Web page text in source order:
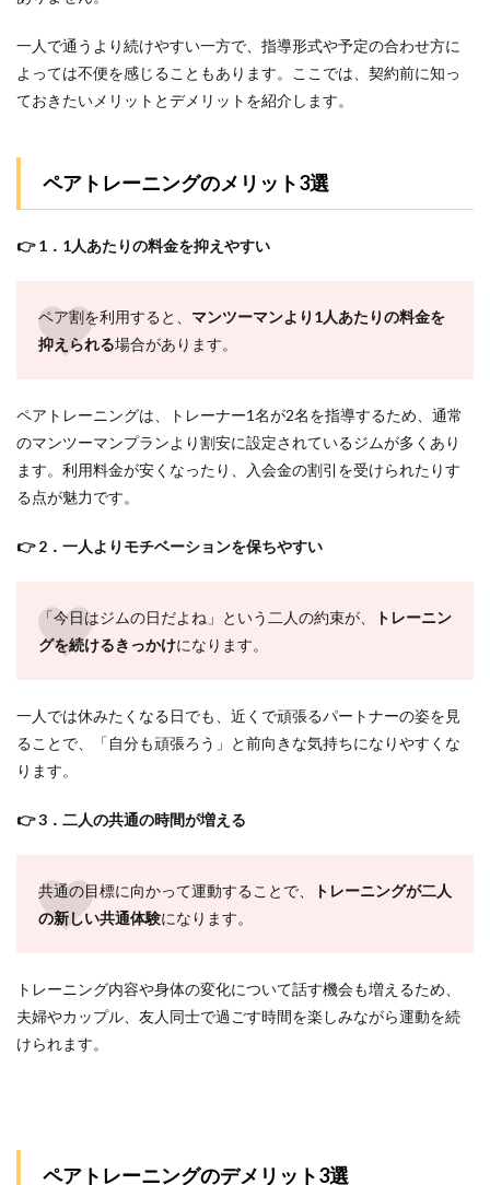
ペア
トレ
ーニ
ング
トレ
メリ
ット3
選
ペア
トレ
敗し
ない
の3
2.1
手順
金と1
人あ
たり
の総
する
手順
2：同
時指
指導
認す
る
変更
一人で通うより続けやすい一方で、指導形式や予定の合わせ方に
よっては不便を感じることもあります。ここでは、契約前に知っ
ておきたいメリットとデメリットを紹介します。
ペアトレーニングのメリット3選
👉 1．1人あたりの料金を抑えやすい
ペア割を利用すると、 マンツーマンより1人あたりの料金を
抑えられる場合があります。
ペアトレーニングは、トレーナー1名が2名を指導するため、通常
のマンツーマンプランより割安に設定されているジムが多くあり
ます。利用料金が安くなったり、入会金の割引を受けられたりす
る点が魅力です。
👉 2．一人よりモチベーションを保ちやすい
「今日はジムの日だよね」という二人の約束が、
トレーニン
グを続けるきっかけになります。
一人では休みたくなる日でも、近くで頑張るパートナーの姿を見
ることで、「自分も頑張ろう」と前向きな気持ちになりやすくな
ります。
👉 3．二人の共通の時間が増える
共通の目標に向かって運動することで、
トレーニングが二人
の新しい共通体験になります。
トレーニング内容や身体の変化について話す機会も増えるため、
夫婦やカップル、友人同士で過ごす時間を楽しみながら運動を続
けられます。
ペアトレーニングのデメリット3選